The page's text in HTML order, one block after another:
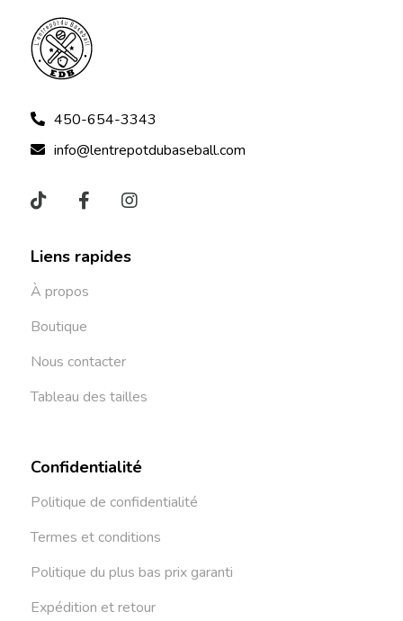
450-654-3343
info@lentrepotdubaseball.com
Liens rapides
À propos
Boutique
Nous contacter
Tableau des tailles
Confidentialité
Politique de confidentialité
Termes et conditions
Politique du plus bas prix garanti
Expédition et retour